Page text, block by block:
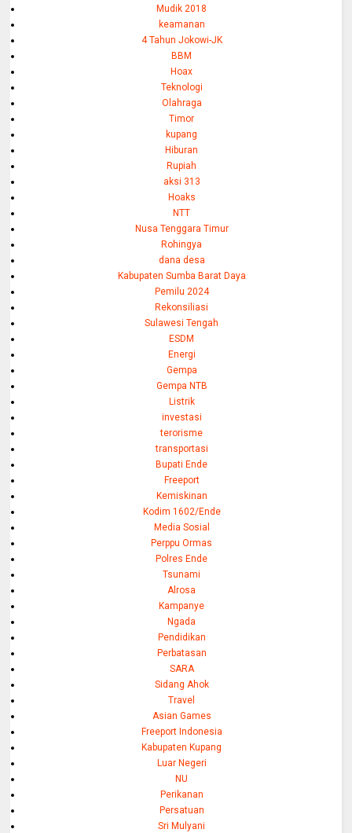
Mudik 2018
keamanan
4 Tahun Jokowi-JK
BBM
Hoax
Teknologi
Olahraga
Timor
kupang
Hiburan
Rupiah
aksi 313
Hoaks
NTT
Nusa Tenggara Timur
Rohingya
dana desa
Kabupaten Sumba Barat Daya
Pemilu 2024
Rekonsiliasi
Sulawesi Tengah
ESDM
Energi
Gempa
Gempa NTB
Listrik
investasi
terorisme
transportasi
Bupati Ende
Freeport
Kemiskinan
Kodim 1602/Ende
Media Sosial
Perppu Ormas
Polres Ende
Tsunami
Alrosa
Kampanye
Ngada
Pendidikan
Perbatasan
SARA
Sidang Ahok
Travel
Asian Games
Freeport Indonesia
Kabupaten Kupang
Luar Negeri
NU
Perikanan
Persatuan
Sri Mulyani